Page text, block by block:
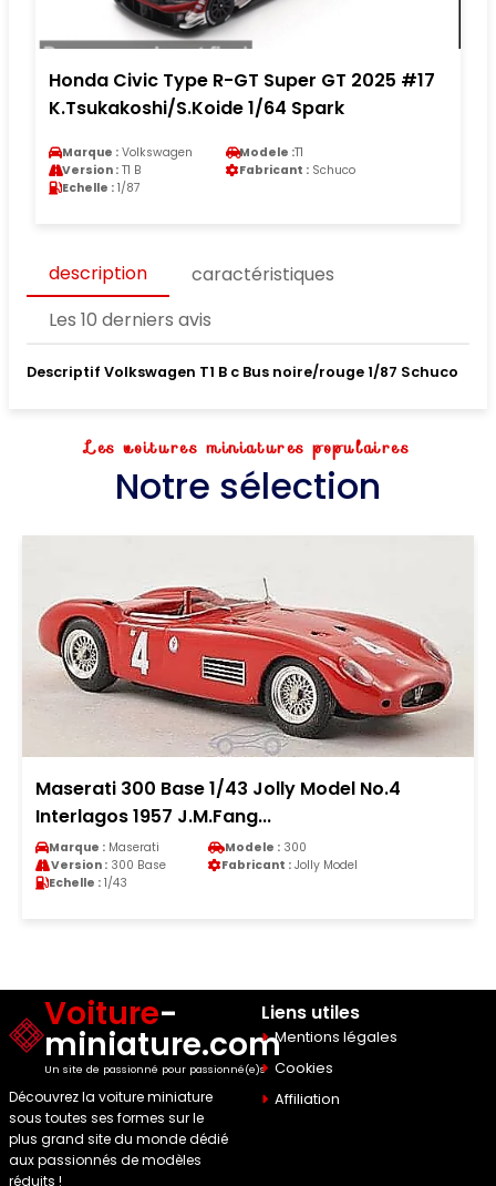
Honda Civic Type R-GT Super GT 2025 #17
K.Tsukakoshi/S.Koide 1/64 Spark
Marque : Volkswagen Modele :T1
Version : T1 B Fabricant : Schuco
Echelle : 1/87
description
caractéristiques
Les 10 derniers avis
Descriptif Volkswagen T1 B c Bus noire/rouge 1/87 Schuco
Les voitures miniatures populaires
Notre sélection
Maserati 300 Base 1/43 Jolly Model No.4
Interlagos 1957 J.M.Fang...
Marque : Maserati Modele : 300
Version : 300 Base Fabricant : Jolly Model
Echelle : 1/43
Voiture-
miniature.com
Un site de passionné pour passionné(e)s
Découvrez la voiture miniature
sous toutes ses formes sur le
plus grand site du monde dédié
aux passionnés de modèles
réduits !
Liens utiles
Mentions légales
Cookies
Affiliation